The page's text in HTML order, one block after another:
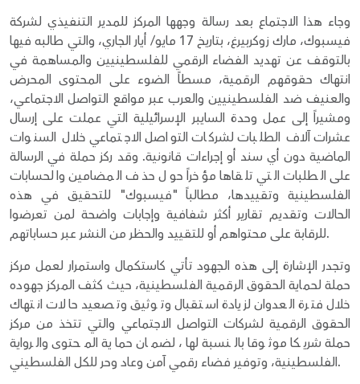
وجاء هذا الاجتماع بعد رسالة وجهها المركز للمدير التنفيذي لشركة
فيسبوك، مارك زوكربيرغ، بتاريخ 17 مايو/ أيار الجاري، والتي طالبه فيها
بالتوقف عن تهديد الفضاء الرقمي للفلسطينيين والمساهمة في
انتهاك حقوقهم الرقمية، مسطاً الضوء على المحتوى المحرض
والعنيف ضد الفلسطينيين والعرب عبر مواقع التواصل الاجتماعي،
ومشيراً إلى عمل وحدة السايبر الإسرائيلية التي عملت على إرسال
عشرات آلاف الطلبات لشركات التواصل الاجتماعي خلال السنوات
الماضية دون أي سند أو إجراءات قانونية. وقد ركز حملة في الرسالة
على الطلبات التي تلقاها مؤخراً حول حذف المضامين والحسابات
الفلسطينية وتقييدها، مطالباً "فيسبوك" للتحقيق في هذه
الحالات وتقديم تقارير أكثر شفافية وإجابات واضحة لمن تعرضوا
للرقابة على محتواهم أو للتقييد والحظر من النشر عبر حساباتهم.
وتجدر الإشارة إلى هذه الجهود تأتي كاستكمال واستمرار لعمل مركز
حملة لحماية الحقوق الرقمية الفلسطينية، حيث كثف المركز جهوده
خلال فترة العدوان لزيادة استقبال وتوثيق وتصعيد حالات انتهاك
الحقوق الرقمية لشركات التواصل الاجتماعي والتي تتخذ من مركز
حملة شريكا موثوقا بالنسبة لها، لضمان حماية المحتوى والرواية
الفلسطينية، وتوفير فضاء رقمي آمن وعاد وحر للكل الفلسطيني.